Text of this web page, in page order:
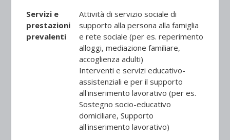
Servizi e
prestazioni
prevalenti
Attività di servizio sociale di
supporto alla persona alla famiglia
e rete sociale (per es. reperimento
alloggi, mediazione familiare,
accoglienza adulti)
Interventi e servizi educativo-
assistenziali e per il supporto
all'inserimento lavorativo (per es.
Sostegno socio-educativo
domiciliare, Supporto
all'inserimento lavorativo)